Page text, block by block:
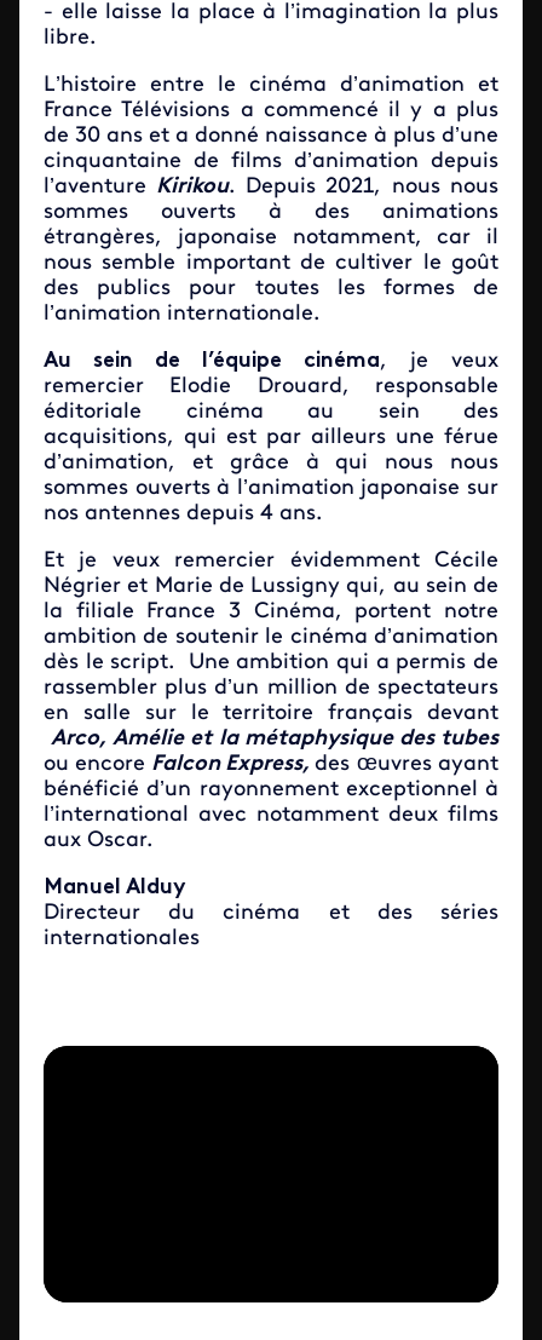
- elle laisse la place à l’imagination la plus
libre.
L’histoire entre le cinéma d’animation et
France Télévisions a commencé il y a plus
de 30 ans et a donné naissance à plus d’une
cinquantaine de films d’animation depuis
l’aventure Kirikou. Depuis 2021, nous nous
sommes ouverts à des animations
étrangères, japonaise notamment, car il
nous semble important de cultiver le goût
des publics pour toutes les formes de
l’animation internationale.
Au sein de l’équipe cinéma, je veux
remercier Elodie Drouard, responsable
éditoriale cinéma au sein des
acquisitions, qui est par ailleurs une férue
d’animation, et grâce à qui nous nous
sommes ouverts à l’animation japonaise sur
nos antennes depuis 4 ans.
Et je veux remercier évidemment Cécile
Négrier et Marie de Lussigny qui, au sein de
la filiale France 3 Cinéma, portent notre
ambition de soutenir le cinéma d’animation
dès le script. Une ambition qui a permis de
rassembler plus d’un million de spectateurs
en salle sur le territoire français devant
Arco, Amélie et la métaphysique des tubes
ou encore Falcon Express,des œuvres ayant
bénéficié d’un rayonnement exceptionnel à
l’international avec notamment deux films
aux Oscar.
Manuel Alduy
Directeur ducinéma et des séries
internationales